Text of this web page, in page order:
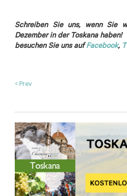
Schreiben Sie uns, wenn Sie
Dezember in der Toskana haben!
besuchen Sie uns aufFacebook,
< Prev